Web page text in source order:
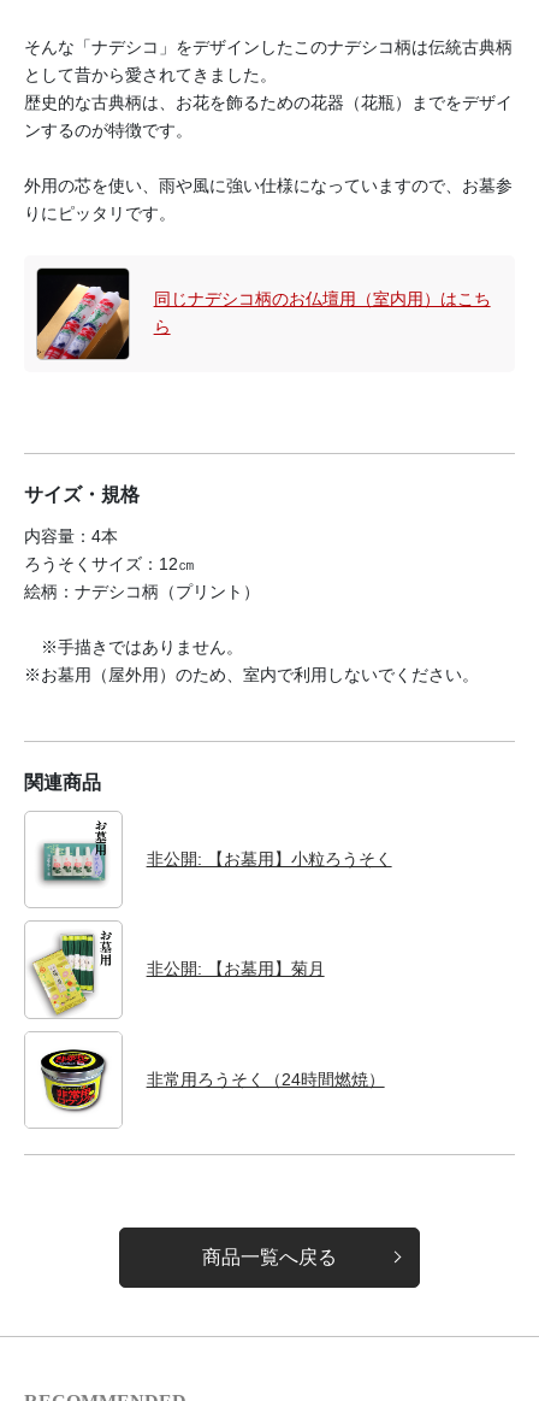
そんな「ナデシコ」をデザインしたこのナデシコ柄は伝統古典柄
として昔から愛されてきました。
歴史的な古典柄は、お花を飾るための花器（花瓶）までをデザイ
ンするのが特徴です。
外用の芯を使い、雨や風に強い仕様になっていますので、お墓参
りにピッタリです。
同じナデシコ柄のお仏壇用（室内用）はこち
ら
サイズ・規格
内容量：4本
ろうそくサイズ：12㎝
絵柄：ナデシコ柄（プリント）
※手描きではありません。
※お墓用（屋外用）のため、室内で利用しないでください。
関連商品
非公開: 【お墓用】小粒ろうそく
非公開: 【お墓用】菊月
非常用ろうそく（24時間燃焼）
商品一覧へ戻る